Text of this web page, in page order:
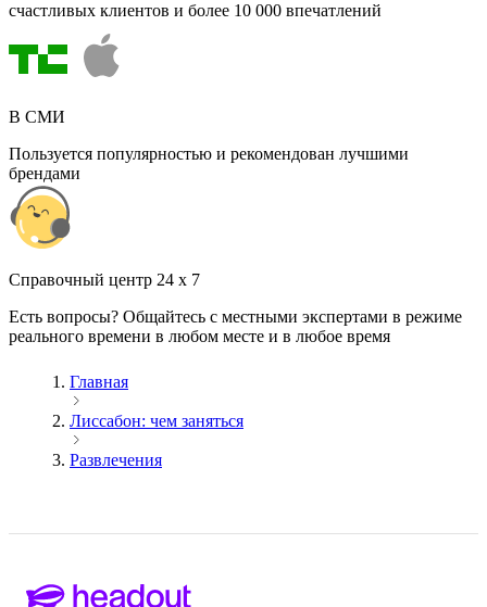
счастливых клиентов и более 10 000 впечатлений
В СМИ
Пользуется популярностью и рекомендован лучшими
брендами
Cправочный центр 24 x 7
Есть вопросы? Общайтесь с местными экспертами в режиме
реального времени в любом месте и в любое время
Главная
Лиссабон: чем заняться
Развлечения